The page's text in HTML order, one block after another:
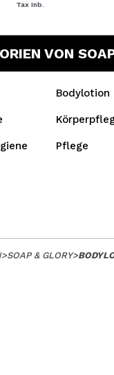
Tax Inb.
VON
Bodylotion
Pflege
>SOAP & GLORY>